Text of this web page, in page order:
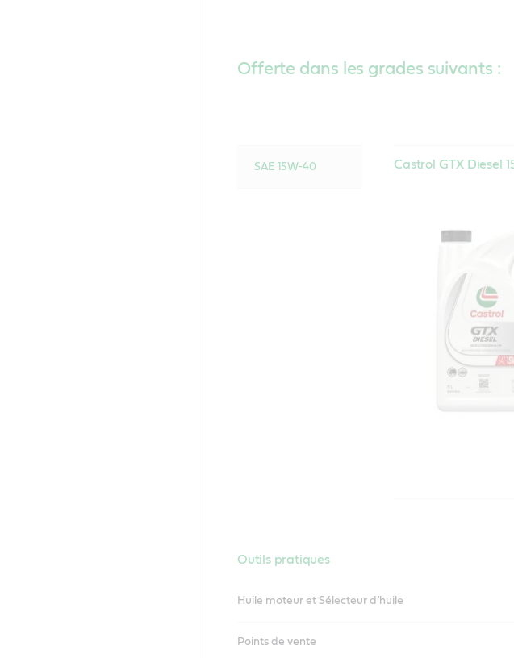
Offerte dans les grades suivants :
SAE 15W-40 Castrol GTX Diesel
Outils pratiques
Huile moteur et Sélecteur d’huile
Points de vente